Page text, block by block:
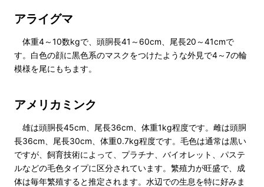
アライグマ
体重4～10数kgで、頭胴長41～60cm、尾長20～41cmで
す。白色の顔に黒色系のマスクをつけたような外見で4～7の輪
模様を尾にもちます。
アメリカミンク
雄は頭胴長45cm、尾長36cm、体重1kg程度です。雌は頭胴
長36cm、尾長30cm、体重0.7kg程度です。毛色は通常は黒い
ですが、飼育技術によって、プラチナ、バイオレット、パステ
ルなどの毛色タイプに区分されています。繁殖力が旺盛で、成
体は毎年繁殖すると推定されます。水辺での生息を特に好みま